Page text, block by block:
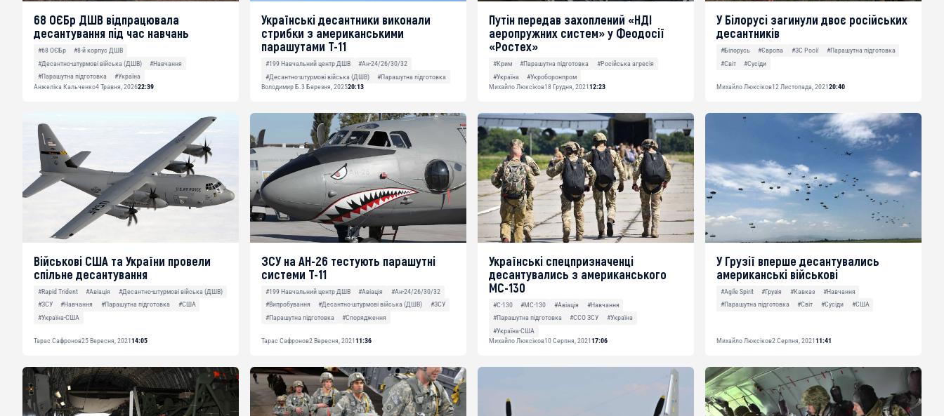
68 ОЄБр ДШВ відпрацювала
десантування під час навчань
#68 ОЄБр
#8-й корпус ДШВ
#Десантно-штурмові війська (ДШВ)
#Навчання
#Парашутна підготовка
#Україна
Анжеліка Кальченко4 Травня, 202622:39
Українські десантники виконали
стрибки з американськими
парашутами T-11
#199 Навчальний центр ДШВ
#Ан-24/26/30/32
#Десантно-штурмові війська (ДШВ)
#Парашутна підготовка
Володимир Б. 3 Березня, 202520:13
Путін передав захоплений «НДІ
аеропружних систем» у Феодосії
«Ростех»
#Крим #Парашутна підготовка
#Російська агресія
#Україна
#Укроборонпром
Михайло Люксіков18 Грудня, 202112:23
У Білорусі загинули двоє російських
десантників
#Білорусь #Європа #ЗС Росії
#Парашутна підготовка
#Світ
#Сусіди
Михайло Люксіков12 Листопада, 202120:40
Військові США та України провели
спільне десантування
#Rapid Trident #Авіація
#Десантно-штурмові війська (ДШВ)
#ЗСУ
#Навчання #Парашутна підготовка
#США
#Україна-США
Тарас Сафронов25 Вересня, 202114:05
ЗСУ на АН-26 тестують парашутні
системи Т-11
#199 Навчальний центр ДШВ #Авіація
#Ан-24/26/30/32
#Випробування
#Десантно-штурмові війська (ДШВ)
#ЗСУ
#Парашутна підготовка
#Спорядження
Тарас Сафронов2 Вересня, 202111:36
Українські спецпризначенці
десантувались з американського
MC-130
#C-130 #MC-130 #Авіація
#Навчання
#Парашутна підготовка
#ССО ЗСУ
#Україна
#Україна-США
Михайло Люксіков10 Серпня, 202117:06
У Грузії вперше десантувались
американські військові
#Agile Spirit #Грузія #Кавказ
#Навчання
#Парашутна підготовка
#Світ #Сусіди #США
Михайло Люксіков2 Серпня, 202111:41